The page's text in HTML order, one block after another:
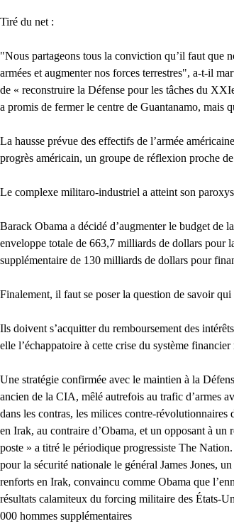
Tiré du net :
"Nous partageons tous la conviction qu’il faut que
armées et augmenter nos forces terrestres", a-t-il
de « reconstruire la Défense pour les tâches du
a promis de fermer le centre de Guantanamo, mais
La hausse prévue des effectifs de l’armée
progrès américain, un groupe de réflexion proche
Le complexe militaro-industriel a atteint son
Barack Obama a décidé d’augmenter le budget de
enveloppe totale de 663,7 milliards de dollars pour
supplémentaire de 130 milliards de dollars pour
Finalement, il faut se poser la question de savoir
Ils doivent s’acquitter du remboursement des
elle l’échappatoire à cette crise du système
Une stratégie confirmée avec le maintien à la
ancien de la CIA, mêlé autrefois au trafic d’armes
dans les contras, les milices contre-
en Irak, au contraire d’Obama, et un opposant à
poste » a titré le périodique progressiste The
pour la sécurité nationale le général James Jones,
renforts en Irak, convaincu comme Obama que
résultats calamiteux du forcing militaire des États-
000 hommes supplémentaires